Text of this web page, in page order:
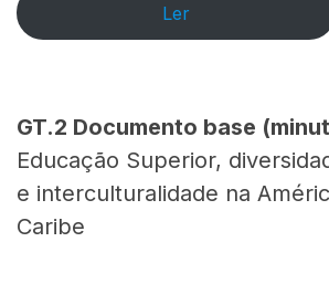
Ler
GT.2 Documento base
Educação Superior,
e interculturalidade na
Caribe